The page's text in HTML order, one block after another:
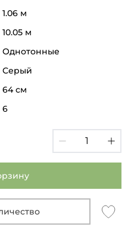
1.06 м
10.05 м
Однотонные
Серый
64 см
6